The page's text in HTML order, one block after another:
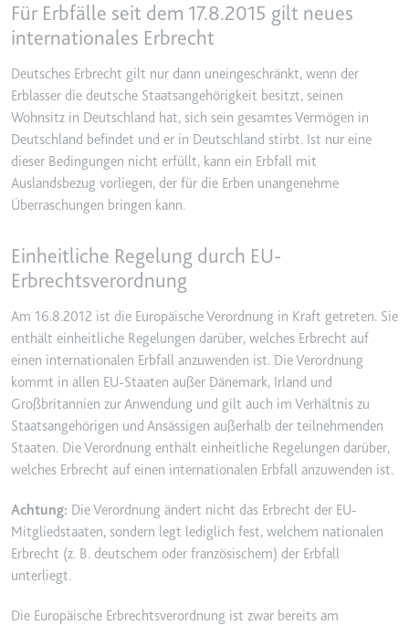
Zweck:
Wird verwendet, um Daten zu
Google Analytics über das Gerät
zu senden. Erfasst den Besucher
über Geräte und Marketingkanäle
hinweg.
Ablauf:
2 Jahre
Typ:
HTTP-Cookie
_ga_#
Anbieter:
smartlaw.de
Google Analytics über das Gerät
und das Verhalten des Besuchers
zu senden. Erfasst den Besucher
über Geräte und Marketingkanäle
hinweg.
Ablauf:
2 Jahre
Typ:
HTTP-Cookie
_gcl_au
Anbieter:
smartlaw.de
Zweck:
zu messen, indem Daten über die
YouTube-Videos zu schätzen.
Ablauf:
180 Tage
Typ:
HTTP-Cookie
YSC
Anbieter:
youtube.com
Zweck:
Registriert eine eindeutige ID, um
Statistiken der Videos von
gesehen hat, zu behalten.
Ablauf:
Sitzung
Typ:
HTTP-Cookie
Für Erbfälle seit dem 17.8.2015 gilt neues
internationales Erbrecht
Deutsches Erbrecht gilt nur dann uneingeschränkt, wenn der
Erblasser die deutsche Staatsangehörigkeit besitzt, seinen
Wohnsitz in Deutschland hat, sich sein gesamtes Vermögen in
Deutschland befindet und er in Deutschland stirbt. Ist nur eine
dieser Bedingungen nicht erfüllt, kann ein Erbfall mit
Auslandsbezug vorliegen, der für die Erben unangenehme
Überraschungen bringen kann.
Einheitliche Regelung durch EU-
Erbrechtsverordnung
Am 16.8.2012 ist die Europäische Verordnung in Kraft getreten. Sie
enthält einheitliche Regelungen darüber, welches Erbrecht auf
einen internationalen Erbfall anzuwenden ist. Die Verordnung
kommt in allen EU-Staaten außer Dänemark, Irland und
Großbritannien zur Anwendung und gilt auch im Verhältnis zu
Staatsangehörigen und Ansässigen außerhalb der teilnehmenden
Staaten. Die Verordnung enthält einheitliche Regelungen darüber,
welches Erbrecht auf einen internationalen Erbfall anzuwenden ist.
Achtung: Die Verordnung ändert nicht das Erbrecht der EU-
Mitgliedstaaten, sondern legt lediglich fest, welchem nationalen
Erbrecht (z. B. deutschem oder französischem) der Erbfall
unterliegt.
Die Europäische Erbrechtsverordnung ist zwar bereits am